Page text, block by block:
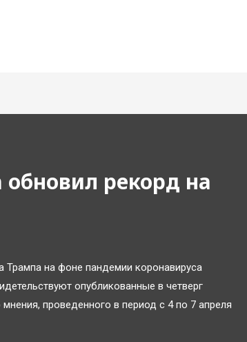
рекорд на
на фоне пандемии коронавируса
опубликованные в четверг
проведенного в период с 4 по 7 апреля